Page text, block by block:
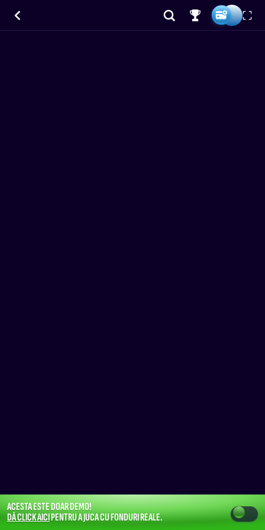
ACESTA ESTE DOAR DEMO!
DĂ CLICK AICIPENTRU A JUCA CU FONDURI REALE.